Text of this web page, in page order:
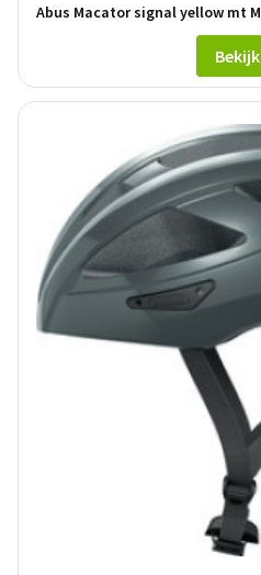
Abus Macator signal yellow mt M
Bekijk